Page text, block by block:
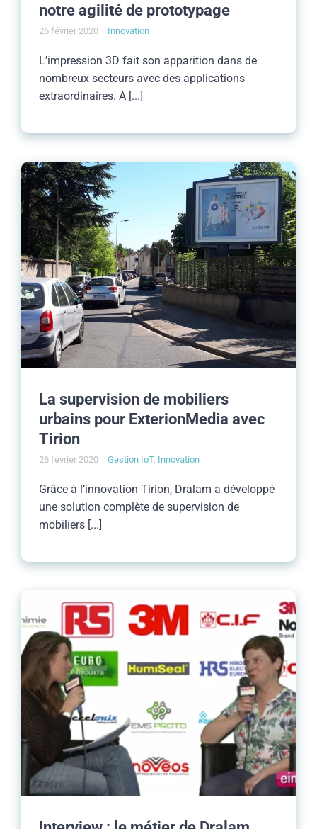
notre agilité de prototypage
26 février 2020 | Innovation
L’impression 3D fait son apparition dans de
nombreux secteurs avec des applications
extraordinaires. A [...]
La supervision de mobiliers
urbains pour ExterionMedia avec
Tirion
26 février 2020 | Gestion IoT, Innovation
Grâce à l’innovation Tirion, Dralam a développé
une solution complète de supervision de
mobiliers [...]